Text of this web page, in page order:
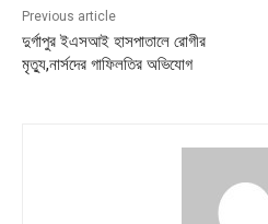
Previous article
দুর্গাপুর ইএসআই হাসপাতালে রোগীর
মৃত্যু,নার্সদের গাফিলতির অভিযোগ